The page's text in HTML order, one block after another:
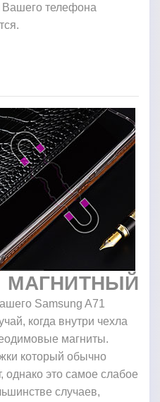
Вашего телефона
МАГНИТНЫЙ
Samsung A71
когда внутри чехла
магниты.
который обычно
однако это самое слабое
случаев,